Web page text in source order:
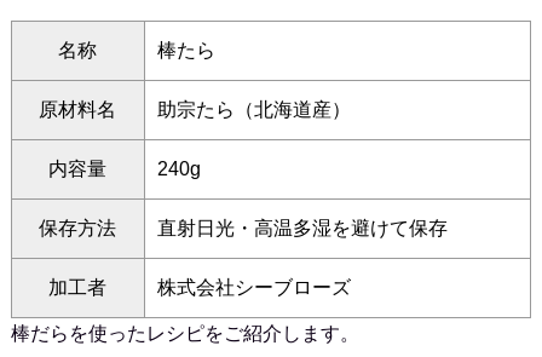
名称 棒たら
原材料名 助宗たら（北海道産）
内容量 240g
保存方法 直射日光・高温多湿を避けて保存
加工者 株式会社シーブローズ
棒だらを使ったレシピをご紹介します。